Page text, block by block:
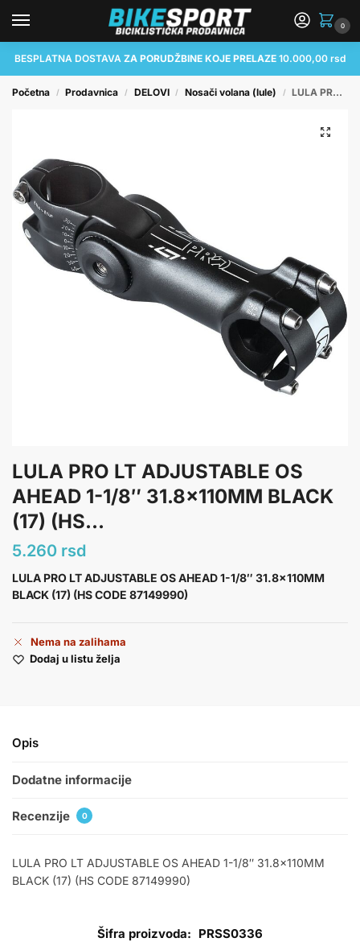
0
BESPLATNA DOSTAVA ZA PORUDŽBINE KOJE PRELAZE 10.000,00 rsd
Početna / Prodavnica / DELOVI / Nosači volana (lule) / LULA PRO LT ADJUSTABLE OS AHEAD 1-1/8″ 31.8x110MM BLACK (17) (HS...
LULA PRO LT ADJUSTABLE OS
AHEAD 1-1/8″ 31.8x110MM BLACK
(17) (HS...
5.260 rsd
LULA PRO LT ADJUSTABLE OS AHEAD 1-1/8″ 31.8x110MM
BLACK (17) (HS CODE 87149990)
Nema na zalihama
Dodaj u listu želja
Opis
Dodatne informacije
Recenzije 0
LULA PRO LT ADJUSTABLE OS AHEAD 1-1/8″ 31.8x110MM
BLACK (17) (HS CODE 87149990)
Šifra proizvoda: PRSS0336